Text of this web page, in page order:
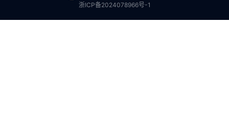
浙ICP备2024078966号-1